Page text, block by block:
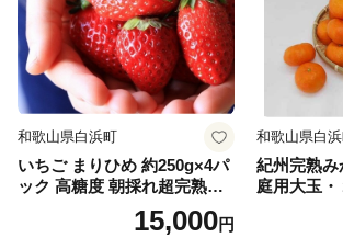
えがお
づくりができる村、日吉津村にぜひ一度
てください。
和歌山県白浜町
いちご まりひめ 約250g×4パ
ック 高糖度 朝採れ超完熟ま
りひめ 1月以降発送分
15,000円
和歌山県白
紀州完熟
庭用大玉・